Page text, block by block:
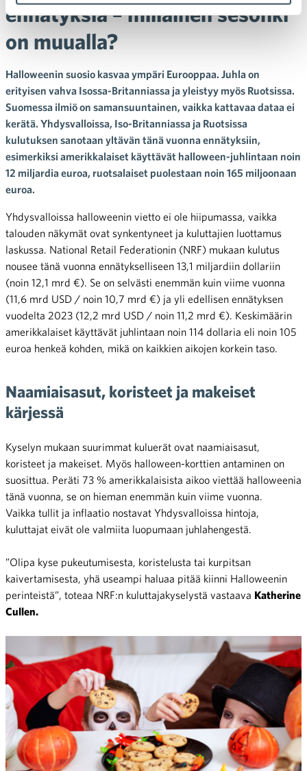
ennätyksiä – millainen sesonki
on muualla?
Halloweenin suosio kasvaa ympäri Eurooppaa. Juhla on
erityisen vahva Isossa-Britanniassa ja yleistyy myös Ruotsissa.
Suomessa ilmiö on samansuuntainen, vaikka kattavaa dataa ei
kerätä. Yhdysvalloissa, Iso-Britanniassa ja Ruotsissa
kulutuksen sanotaan yltävän tänä vuonna ennätyksiin,
esimerkiksi amerikkalaiset käyttävät halloween-juhlintaan noin
12 miljardia euroa, ruotsalaiset puolestaan noin 165 miljoonaan
euroa.
Yhdysvalloissa halloweenin vietto ei ole hiipumassa, vaikka
talouden näkymät ovat synkentyneet ja kuluttajien luottamus
laskussa. National Retail Federationin (NRF) mukaan kulutus
nousee tänä vuonna ennätykselliseen 13,1 miljardiin dollariin
(noin 12,1 mrd €). Se on selvästi enemmän kuin viime vuonna
(11,6 mrd USD / noin 10,7 mrd €) ja yli edellisen ennätyksen
vuodelta 2023 (12,2 mrd USD / noin 11,2 mrd €). Keskimäärin
amerikkalaiset käyttävät juhlintaan noin 114 dollaria eli noin 105
euroa henkeä kohden, mikä on kaikkien aikojen korkein taso.
Naamiaisasut, koristeet ja makeiset
kärjessä
Kyselyn mukaan suurimmat kuluerät ovat naamiaisasut,
koristeet ja makeiset. Myös halloween-korttien antaminen on
suosittua. Peräti 73 % amerikkalaisista aikoo viettää halloweenia
tänä vuonna, se on hieman enemmän kuin viime vuonna.
Vaikka tullit ja inflaatio nostavat Yhdysvalloissa hintoja,
kuluttajat eivät ole valmiita luopumaan juhlahengestä.
”Olipa kyse pukeutumisesta, koristelusta tai kurpitsan
kaivertamisesta, yhä useampi haluaa pitää kiinni Halloweenin
perinteistä”, toteaa NRF:n kuluttajakyselystä vastaava Katherine
Cullen.